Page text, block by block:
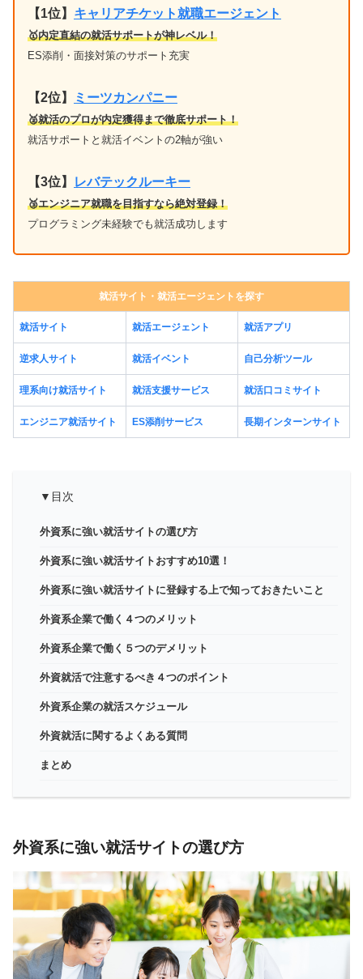
【1位】 キャリアチケット就職エージェント
🥇内定直結の就活サポートが神レベル！
ES添削・面接対策のサポート充実
【2位】 ミーツカンパニー
🥈就活のプロが内定獲得まで徹底サポート！
就活サポートと就活イベントの2軸が強い
【3位】 レバテックルーキー
🥉エンジニア就職を目指すなら絶対登録！
プログラミング未経験でも就活成功します
就活サイト・就活エージェントを探す
就活サイト 就活エージェント 就活アプリ
逆求人サイト 就活イベント 自己分析ツール
理系向け就活サイト 就活支援サービス 就活口コミサイト
エンジニア就活サイト ES添削サービス 長期インターンサイト
▼目次
外資系に強い就活サイトの選び方
外資系に強い就活サイトおすすめ10選！
外資系に強い就活サイトに登録する上で知っておきたいこと
外資系企業で働く４つのメリット
外資系企業で働く５つのデメリット
外資就活で注意するべき４つのポイント
外資系企業の就活スケジュール
外資就活に関するよくある質問
まとめ
外資系に強い就活サイトの選び方